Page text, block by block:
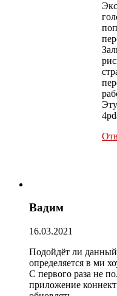
Вадим
16.03.2021
Подойдёт ли
определяется в ми
С первого раза не
приложение